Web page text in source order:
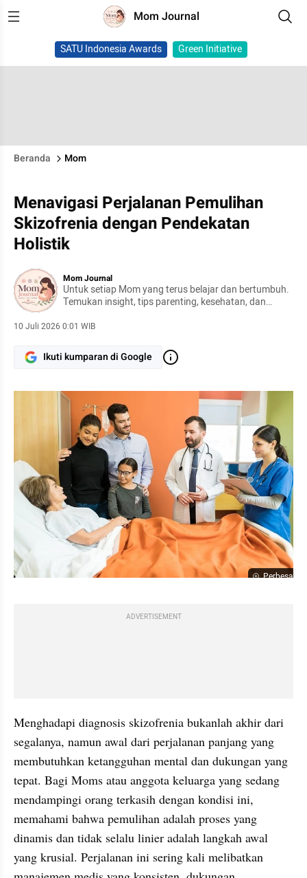
Mom Journal
SATU Indonesia Awards Green Initiative
Beranda Mom
Menavigasi Perjalanan Pemulihan
Skizofrenia dengan Pendekatan
Holistik
Mom Journal
Untuk setiap Mom yang terus belajar dan bertumbuh.
Temukan insight, tips parenting, kesehatan, dan
10 Juli 2026 0:01 WIB
Ikuti kumparan di Google
Perbesar
ADVERTISEMENT
Menghadapi diagnosis skizofrenia bukanlah akhir dari
segalanya, namun awal dari perjalanan panjang yang
membutuhkan ketangguhan mental dan dukungan yang
tepat. Bagi Moms atau anggota keluarga yang sedang
mendampingi orang terkasih dengan kondisi ini,
memahami bahwa pemulihan adalah proses yang
dinamis dan tidak selalu linier adalah langkah awal
yang krusial. Perjalanan ini sering kali melibatkan